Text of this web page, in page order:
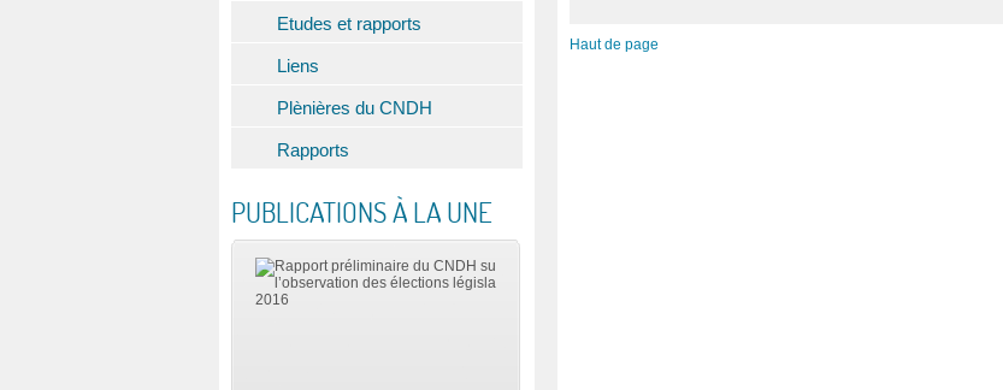
Etudes et rapports
Liens
Plènières du CNDH
Rapports
PUBLICATIONS À LA UNE
Haut de page